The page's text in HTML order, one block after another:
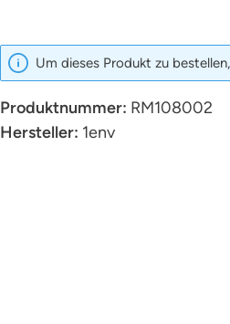
Um dieses Produkt zu
Produktnummer: RM108002
Hersteller: 1env